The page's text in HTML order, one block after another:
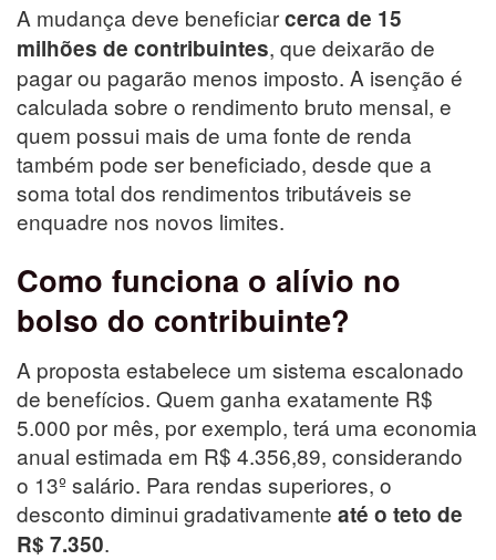
A mudança deve beneficiarcerca de 15
milhões de contribuintes, que deixarão de
pagar ou pagarão menos imposto. A isenção é
calculada sobre o rendimento bruto mensal, e
quem possui mais de uma fonte de renda
também pode ser beneficiado, desde que a
soma total dos rendimentos tributáveis se
enquadre nos novos limites.
Como funciona o alívio no
bolso do contribuinte?
A proposta estabelece um sistema escalonado
de benefícios. Quem ganha exatamente R$
5.000 por mês, por exemplo, terá uma economia
anual estimada em R$ 4.356,89, considerando
o 13º salário. Para rendas superiores, o
desconto diminui gradativamente até o teto de
R$ 7.350.